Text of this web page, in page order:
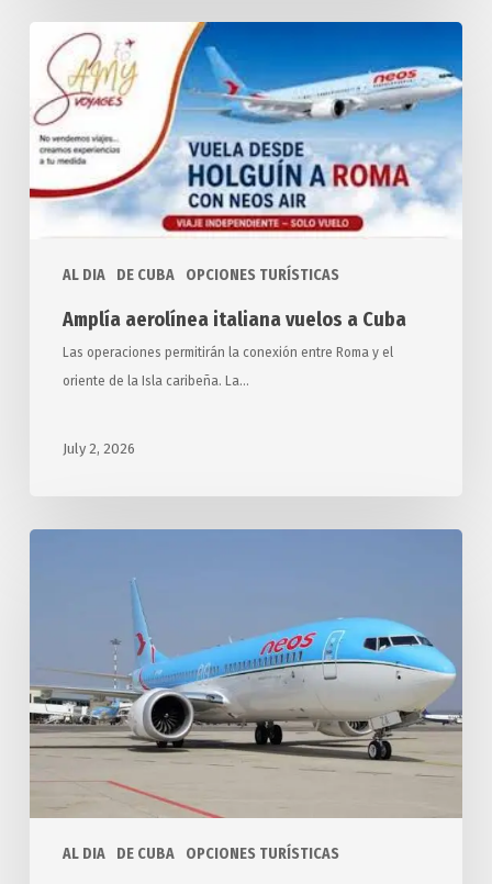
AL DIA DE CUBA OPCIONES TURÍSTICAS
Amplía
aerolínea
italiana
vuelos
Amplía aerolínea italiana vuelos a Cuba
Las operaciones permitirán la conexión entre Roma y el
oriente de la Isla caribeña. La…
July 2, 2026
AL DIA DE CUBA OPCIONES TURÍSTICAS
Europa
con
el